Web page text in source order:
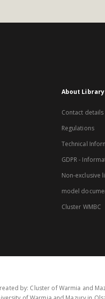
About Library
Contact details
Regulations
Technical
GDPR -
Non-exclusive
model
Cluster WMBC
by: Cluster of Warmia and